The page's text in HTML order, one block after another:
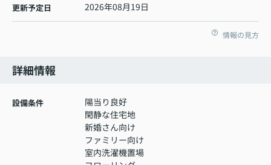
更新予定日 2026年08月19日
情報の見方
詳細情報
設備条件
陽当り良好
閑静な住宅地
新婚さん向け
ファミリー向け
室内洗濯機置場